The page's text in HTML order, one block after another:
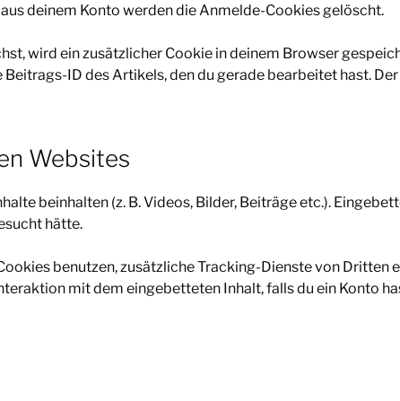
deinem Konto werden die Anmelde-Cookies gelöscht.
wird ein zusätzlicher Cookie in deinem Browser
ID des Artikels, den du gerade bearbeitet hast.
Websites
beinhalten (z. B. Videos, Bilder, Beiträge etc.).
hätte.
benutzen, zusätzliche Tracking-Dienste von
mit dem eingebetteten Inhalt, falls du ein Konto